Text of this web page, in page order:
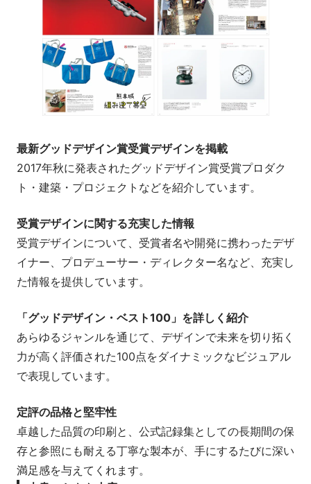
最新グッドデザイン賞受賞デザインを掲載
2017年秋に発表されたグッドデザイン賞受賞プロダク
ト・建築・プロジェクトなどを紹介しています。
受賞デザインに関する充実した情報
受賞デザインについて、受賞者名や開発に携わったデザ
イナー、プロデューサー・ディレクター名など、充実し
た情報を提供しています。
「グッドデザイン・ベスト100」を詳しく紹介
あらゆるジャンルを通じて、デザインで未来を切り拓く
力が高く評価された100点をダイナミックなビジュアル
で表現しています。
定評の品格と堅牢性
卓越した品質の印刷と、公式記録集としての長期間の保
存と参照にも耐える丁寧な製本が、手にするたびに深い
満足感を与えてくれます。